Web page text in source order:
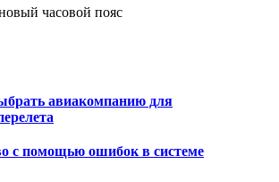
часовой пояс
авиакомпанию для
с помощью ошибок в системе